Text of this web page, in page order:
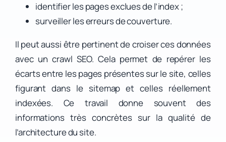
identifier les pages exclues de l’index ;
surveiller les erreurs de couverture.
Il peut aussi être pertinent de croiser ces données
avec un crawl SEO. Cela permet de repérer les
écarts entre les pages présentes sur le site, celles
figurant dans le sitemap et celles réellement
indexées. Ce travail donne souvent des
informations très concrètes sur la qualité de
l’architecture du site.